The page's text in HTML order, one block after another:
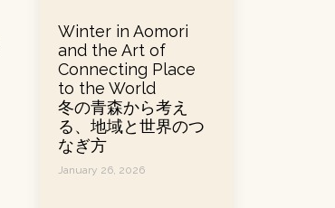
Winter in Aomori
and the Art of
Connecting Place
to the World
冬の青森から考え
る、地域と世界のつ
なぎ方
January 26, 2026